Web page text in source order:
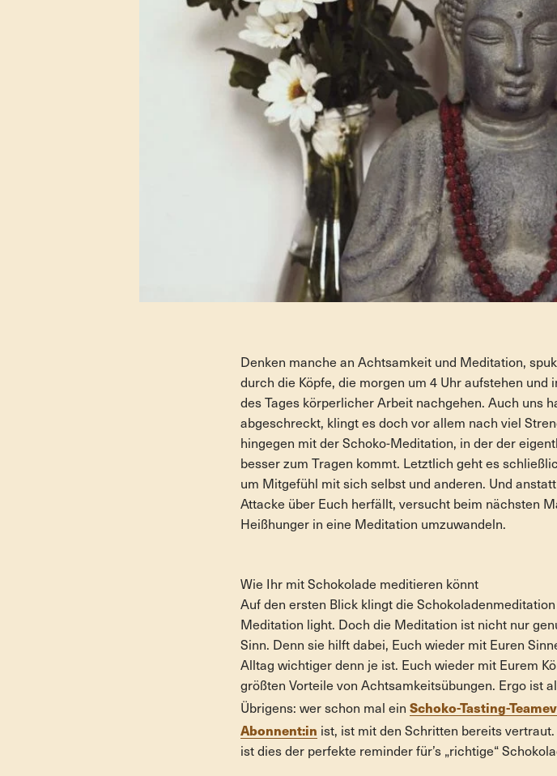
Denken manche an Achtsamkeit und Meditation,
durch die Köpfe, die morgen um 4 Uhr aufstehen
des Tages körperlicher Arbeit nachgehen. Auch uns
abgeschreckt, klingt es doch vor allem nach viel
hingegen mit der Schoko-Meditation, in der der
besser zum Tragen kommt. Letztlich geht es
um Mitgefühl mit sich selbst und anderen. Und
Attacke über Euch herfällt, versucht beim nächsten
Heißhunger in eine Meditation umzuwandeln.
Wie Ihr mit Schokolade meditieren könnt
Auf den ersten Blick klingt die
Meditation light. Doch die Meditation ist nicht nur
Sinn. Denn sie hilft dabei, Euch wieder mit Euren
Alltag wichtiger denn je ist. Euch wieder mit Eurem
größten Vorteile von Achtsamkeitsübungen. Ergo ist
Übrigens: wer schon mal ein Schoko-Tasting-
Abonnent:in ist, ist mit den Schritten bereits
ist dies der perfekte reminder für’s „richtige“